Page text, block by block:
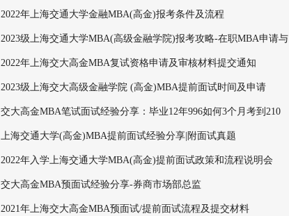
2022年上海交通大学金融MBA(高金)报考条件及流程
2023级上海交通大学MBA(高级金融学院)报考攻略-在职MBA申请与
报考流程
2022年上海交大高金MBA复试资格申请及审核材料提交通知
2023级上海交大高级金融学院 (高金)MBA提前面试时间及申请
交大高金MBA笔试面试经验分享：毕业12年996如何3个月考到210
分？
上海交通大学(高金)MBA提前面试经验分享|附面试真题
2022年入学上海交通大学MBA(高金)提前面试政策和流程说明会
交大高金MBA预面试经验分享-券商市场部总监
2021年上海交大高金MBA预面试/提前面试流程及提交材料